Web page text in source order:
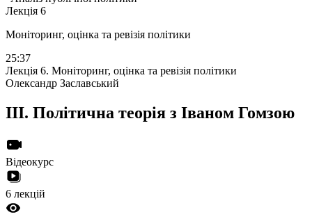
Лекція 6
Моніторинг, оцінка та ревізія політики
25:37
Лекція 6. Моніторинг, оцінка та ревізія політики
Олександр Заславський
III. Політична теорія з Іваном Гомзою
Відеокурс
6 лекцій